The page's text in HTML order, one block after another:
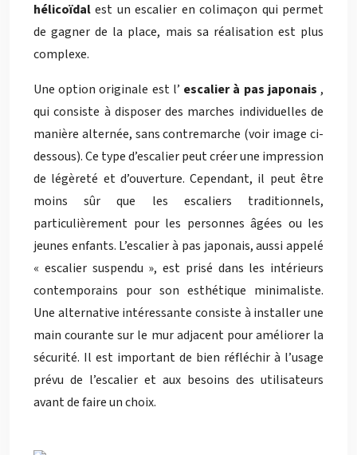
hélicoïdalest un escalier en colimaçon qui permet
de gagner de la place, mais sa réalisation est plus
complexe.
Une option originale est l’ escalier à pas japonais ,
qui consiste à disposer des marches individuelles de
manière alternée, sans contremarche (voir image ci-
dessous). Ce type d’escalier peut créer une impression
de légèreté et d’ouverture. Cependant, il peut être
moins sûr que les escaliers traditionnels,
particulièrement pour les personnes âgées ou les
jeunes enfants. L’escalier à pas japonais, aussi appelé
« escalier suspendu », est prisé dans les intérieurs
contemporains pour son esthétique minimaliste.
Une alternative intéressante consiste à installer une
main courante sur le mur adjacent pour améliorer la
sécurité. Il est important de bien réfléchir à l’usage
prévu de l’escalier et aux besoins des utilisateurs
avant de faire un choix.